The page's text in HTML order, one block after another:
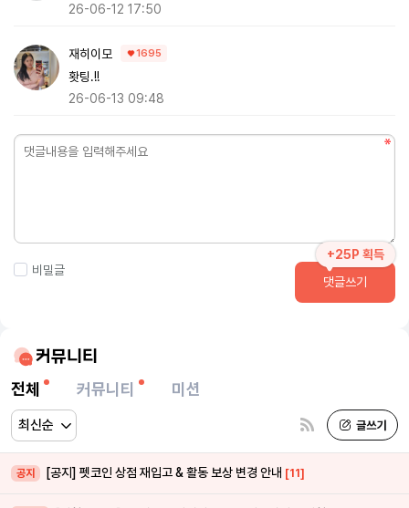
26-06-12 17:50
재히이모 1695
홧팅.!!
26-06-13 09:48
비밀글
+25P 획득
댓글쓰기
커뮤니티
전체
커뮤니티 미션
공지 [공지] 펫코인 상점 재입고 & 활동 보상 변경 안내 [11]